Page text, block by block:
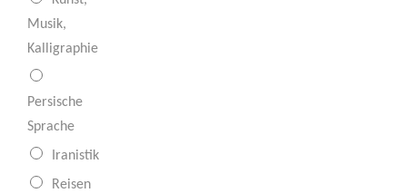
Musik,
Kalligraphie
Persische
Sprache
Iranistik
Reisen